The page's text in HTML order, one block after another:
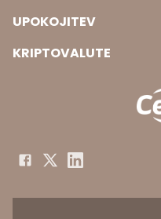
UPOKOJITEV
KRIPTOVALUTE